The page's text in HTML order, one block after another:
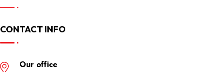
CONTACT INFO
Our office